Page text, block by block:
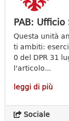
PAB:
Questa unità
ti ambiti:
0 del DPR 31
l'articolo...
leggi di più
Sociale